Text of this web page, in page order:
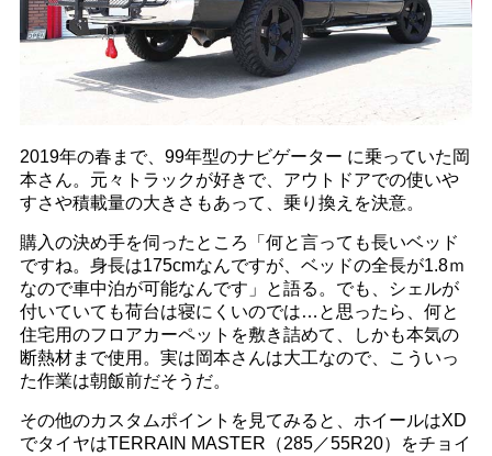
2019年の春まで、99年型のナビゲーター に乗っていた岡
本さん。元々トラックが好きで、アウトドアでの使いや
すさや積載量の大きさもあって、乗り換えを決意。
購入の決め手を伺ったところ「何と言っても長いベッド
ですね。身長は175cmなんですが、ベッドの全長が1.8ｍ
なので車中泊が可能なんです」と語る。でも、シェルが
付いていても荷台は寝にくいのでは…と思ったら、何と
住宅用のフロアカーペットを敷き詰めて、しかも本気の
断熱材まで使用。実は岡本さんは大工なので、こういっ
た作業は朝飯前だそうだ。
その他のカスタムポイントを見てみると、ホイールはXD
でタイヤはTERRAIN MASTER（285／55R20）をチョイ